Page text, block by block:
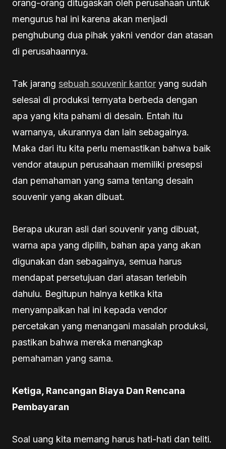
orang-orang ditugaskan oleh perusahaan untuk
mengurus hal ini karena akan menjadi
penghubung dua pihak yakni vendor dan atasan
di perusahaannya.
Tak jarang sebuah souvenir kantor yang sudah
selesai di produksi ternyata berbeda dengan
apa yang kita pahami di desain. Entah itu
warnanya, ukurannya dan lain sebagainya.
Maka dari itu kita perlu memastikan bahwa baik
vendor ataupun perusahaan memiliki presepsi
dan pemahaman yang sama tentang desain
souvenir yang akan dibuat.
Berapa ukuran asli dari souvenir yang dibuat,
warna apa yang dipilih, bahan apa yang akan
digunakan dan sebagainya, semua harus
mendapat persetujuan dari atasan terlebih
dahulu. Begitupun halnya ketika kita
menyampaikan hal ini kepada vendor
percetakan yang menangani masalah produksi,
pastikan bahwa mereka menangkap
pemahaman yang sama.
Ketiga, Rancangan Biaya Dan Rencana
Pembayaran
Soal uang kita memang harus hati-hati dan teliti.